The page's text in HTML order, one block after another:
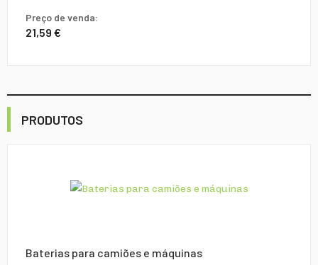
Preço de venda:
21,59 €
PRODUTOS
Baterias para camiões e máquinas